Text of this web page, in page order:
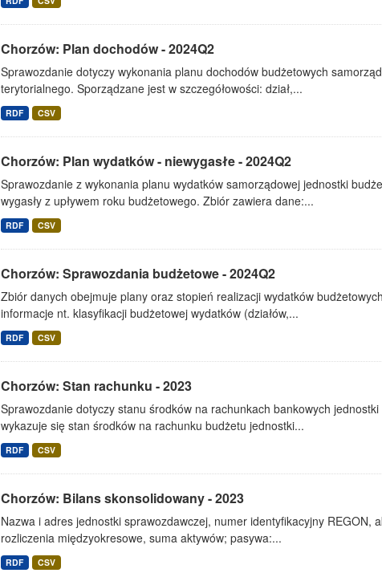
Chorzów: Plan dochodów - 2024Q2
Sprawozdanie dotyczy wykonania planu dochodów budżetowych
terytorialnego. Sporządzane jest w szczegółowości: dział,...
RDF CSV
Chorzów: Plan wydatków - niewygasłe - 2024Q2
Sprawozdanie z wykonania planu wydatków samorządowej jednostki
wygasły z upływem roku budżetowego. Zbiór zawiera dane:...
RDF CSV
Chorzów: Sprawozdania budżetowe - 2024Q2
Zbiór danych obejmuje plany oraz stopień realizacji wydatków
informacje nt. klasyfikacji budżetowej wydatków (działów,...
RDF CSV
Chorzów: Stan rachunku - 2023
Sprawozdanie dotyczy stanu środków na rachunkach bankowych
wykazuje się stan środków na rachunku budżetu jednostki...
RDF CSV
Chorzów: Bilans skonsolidowany - 2023
Nazwa i adres jednostki sprawozdawczej, numer identyfikacyjny REGON,
rozliczenia międzyokresowe, suma aktywów; pasywa:...
RDF CSV